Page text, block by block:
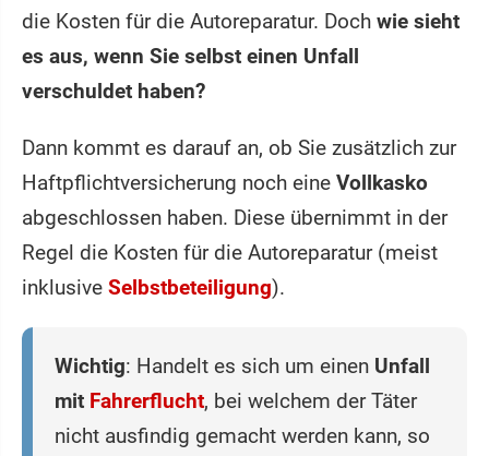
die Kosten für die Autoreparatur. Doch wie sieht
es aus, wenn Sie selbst einen Unfall
verschuldet haben?
Dann kommt es darauf an, ob Sie zusätzlich zur
Haftpflichtversicherung noch eine Vollkasko
abgeschlossen haben. Diese übernimmt in der
Regel die Kosten für die Autoreparatur (meist
inklusive Selbstbeteiligung).
Wichtig: Handelt es sich um einen Unfall
mit Fahrerflucht, bei welchem der Täter
nicht ausfindig gemacht werden kann, so